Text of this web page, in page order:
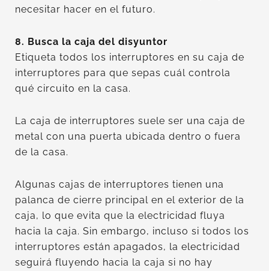
necesitar hacer en el futuro.
8. Busca la caja del disyuntor
Etiqueta todos los interruptores en su caja de
interruptores para que sepas cuál controla
qué circuito en la casa.
La caja de interruptores suele ser una caja de
metal con una puerta ubicada dentro o fuera
de la casa.
Algunas cajas de interruptores tienen una
palanca de cierre principal en el exterior de la
caja, lo que evita que la electricidad fluya
hacia la caja. Sin embargo, incluso si todos los
interruptores están apagados, la electricidad
seguirá fluyendo hacia la caja si no hay